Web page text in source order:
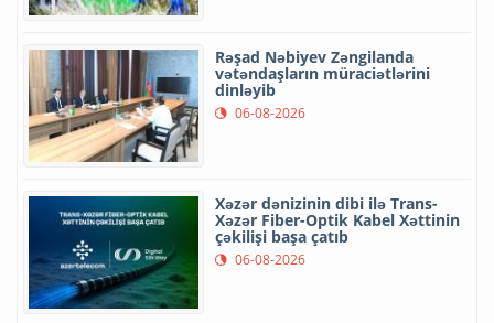
Rəşad Nəbiyev Zəngilanda
vətəndaşların müraciətlərini
dinləyib
06-08-2026
Xəzər dənizinin dibi ilə Trans-
Xəzər Fiber-Optik Kabel Xəttinin
çəkilişi başa çatıb
06-08-2026